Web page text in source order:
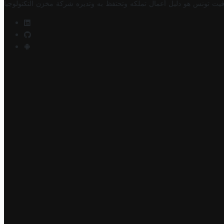
تونس هو دليل أعمال تملكه وتحتفظ به وتديره شركة مخزن التكنولوجيا